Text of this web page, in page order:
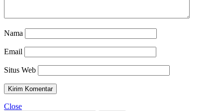
Nama
Email
Situs Web
Close